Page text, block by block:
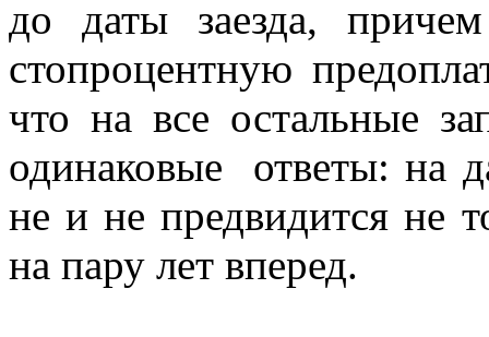
до даты заезда,
стопроцентную
что на все остальные
одинаковые ответы: на
не и не предвидится не
на пару лет вперед.